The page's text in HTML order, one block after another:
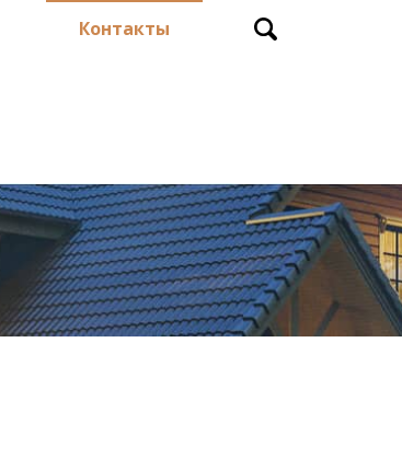
Контакты